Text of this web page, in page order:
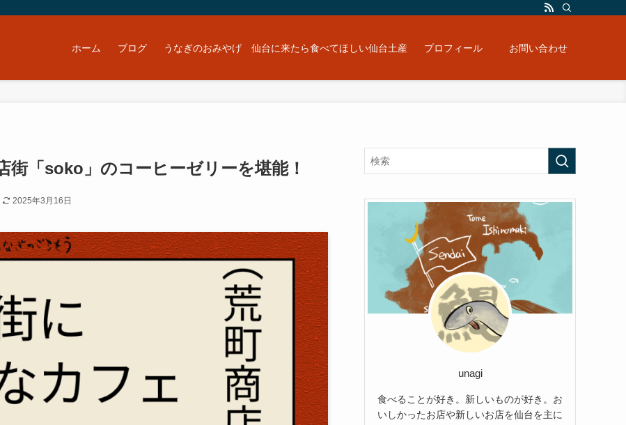
ホーム ブログ うなぎのおみやげ 仙台に来たら食べてほしい仙台土産 プロフィール お問い合わせ
街「soko」のコーヒーゼリーを堪能！
2025年3月16日
unagi
食べることが好き。新しいものが好き。お
いしかったお店や新しいお店を仙台を主に